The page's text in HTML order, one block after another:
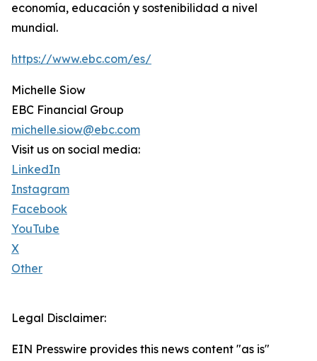
economía, educación y sostenibilidad a nivel
mundial.
https://www.ebc.com/es/
Michelle Siow
EBC Financial Group
michelle.siow@ebc.com
Visit us on social media:
LinkedIn
Instagram
Facebook
YouTube
X
Other
Legal Disclaimer:
EIN Presswire provides this news content "as is"